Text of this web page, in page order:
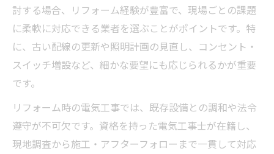
討する場合、リフォーム経験が豊富で、現場ごとの課題
に柔軟に対応できる業者を選ぶことがポイントです。特
に、古い配線の更新や照明計画の見直し、コンセント・
スイッチ増設など、細かな要望にも応じられるかが重要
です。
リフォーム時の電気工事では、既存設備との調和や法令
遵守が不可欠です。資格を持った電気工事士が在籍し、
現地調査から施工・アフターフォローまで一貫して対応